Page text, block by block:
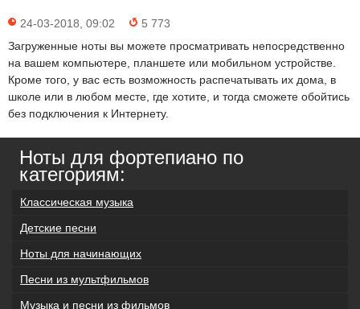
24-03-2018, 09:02
5 773
Загруженные ноты вы можете просматривать непосредственно
на вашем компьютере, планшете или мобильном устройстве.
Кроме того, у вас есть возможность распечатывать их дома, в
школе или в любом месте, где хотите, и тогда сможете обойтись
без подключения к Интернету.
Ноты для фортепиано по
категориям:
Классическая музыка
Детские песни
Ноты для начинающих
Песни из мультфильмов
Музыка и песни из фильмов